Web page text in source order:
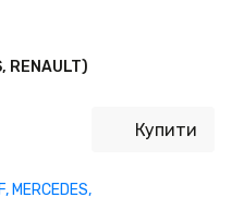
RENAULT)
Купити